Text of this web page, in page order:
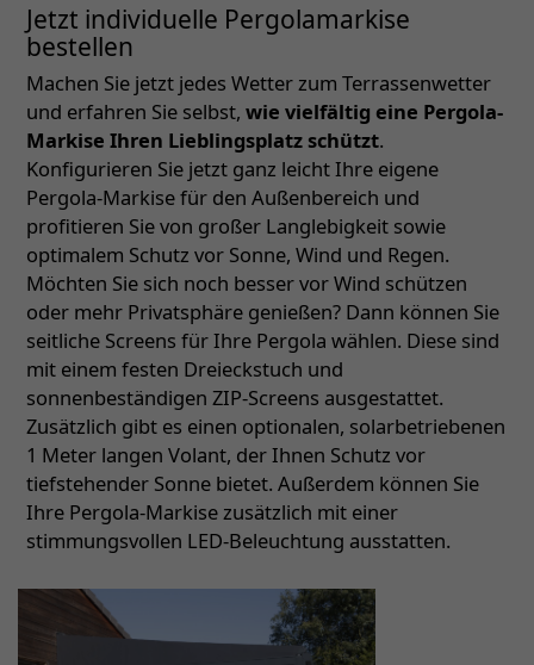
Jetzt individuelle Pergolamarkise
bestellen
Machen Sie jetzt jedes Wetter zum Terrassenwetter
und erfahren Sie selbst, wie vielfältig eine Pergola-
Markise Ihren Lieblingsplatz schützt.
Konfigurieren Sie jetzt ganz leicht Ihre eigene
Pergola-Markise für den Außenbereich und
profitieren Sie von großer Langlebigkeit sowie
optimalem Schutz vor Sonne, Wind und Regen.
Möchten Sie sich noch besser vor Wind schützen
oder mehr Privatsphäre genießen? Dann können Sie
seitliche Screens für Ihre Pergola wählen. Diese sind
mit einem festen Dreieckstuch und
sonnenbeständigen ZIP-Screens ausgestattet.
Zusätzlich gibt es einen optionalen, solarbetriebenen
1 Meter langen Volant, der Ihnen Schutz vor
tiefstehender Sonne bietet. Außerdem können Sie
Ihre Pergola-Markise zusätzlich mit einer
stimmungsvollen LED-Beleuchtung ausstatten.